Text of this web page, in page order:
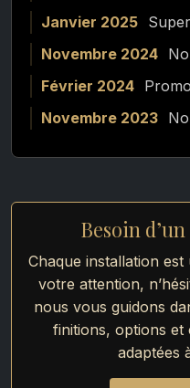
Janvier 2025
Novembre 2024
Février 2024
Novembre 2023
Besoin
Chaque installation
votre attention,
nous vous guidons
finitions, options et
adaptées